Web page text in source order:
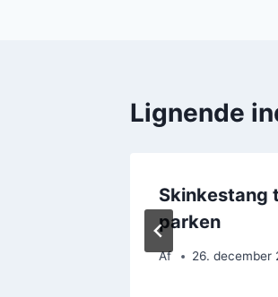
Lignende
Skinkestang
parken
Af 26. december